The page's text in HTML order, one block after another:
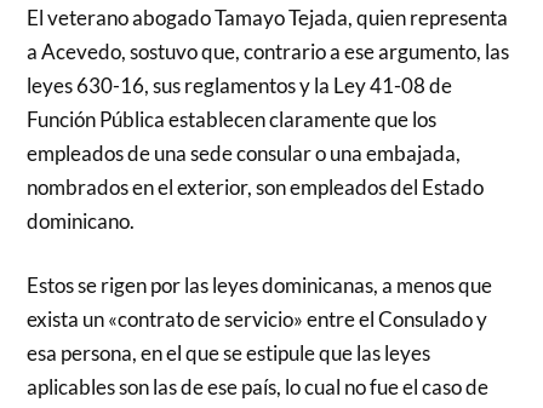
El veterano abogado Tamayo Tejada, quien representa
a Acevedo, sostuvo que, contrario a ese argumento, las
leyes 630-16, sus reglamentos y la Ley 41-08 de
Función Pública establecen claramente que los
empleados de una sede consular o una embajada,
nombrados en el exterior, son empleados del Estado
dominicano.
Estos se rigen por las leyes dominicanas, a menos que
exista un «contrato de servicio» entre el Consulado y
esa persona, en el que se estipule que las leyes
aplicables son las de ese país, lo cual no fue el caso de